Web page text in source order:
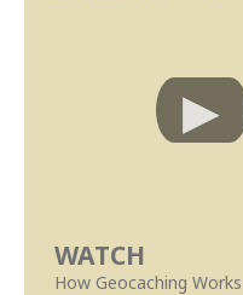
WATCH
How Geocaching Works